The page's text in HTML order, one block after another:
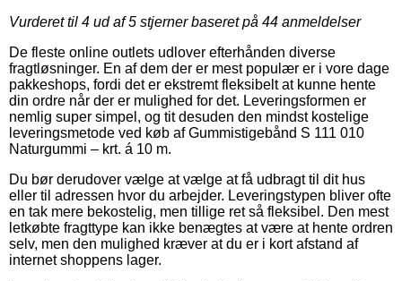
Vurderet til 4 ud af 5 stjerner baseret på 44 anmeldelser
De fleste online outlets udlover efterhånden diverse
fragtløsninger. En af dem der er mest populær er i vore dage
pakkeshops, fordi det er ekstremt fleksibelt at kunne hente
din ordre når der er mulighed for det. Leveringsformen er
nemlig super simpel, og tit desuden den mindst kostelige
leveringsmetode ved køb af Gummistigebånd S 111 010
Naturgummi – krt. á 10 m.
Du bør derudover vælge at vælge at få udbragt til dit hus
eller til adressen hvor du arbejder. Leveringstypen bliver ofte
en tak mere bekostelig, men tillige ret så fleksibel. Den mest
letkøbte fragttype kan ikke benægtes at være at hente ordren
selv, men den mulighed kræver at du er i kort afstand af
internet shoppens lager.